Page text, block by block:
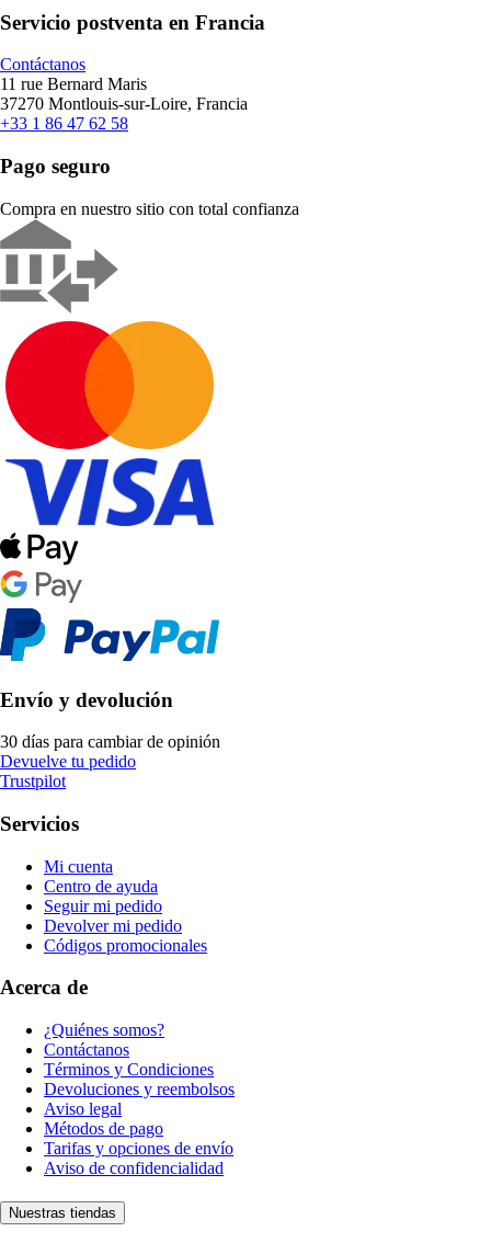
Servicio postventa en Francia
Contáctanos
11 rue Bernard Maris
37270 Montlouis-sur-Loire, Francia
+33 1 86 47 62 58
Pago seguro
Compra en nuestro sitio con total confianza
Envío y devolución
30 días para cambiar de opinión
Devuelve tu pedido
Trustpilot
Servicios
Mi cuenta
Centro de ayuda
Seguir mi pedido
Devolver mi pedido
Códigos promocionales
Acerca de
¿Quiénes somos?
Contáctanos
Términos y Condiciones
Devoluciones y reembolsos
Aviso legal
Métodos de pago
Tarifas y opciones de envío
Aviso de confidencialidad
Nuestras tiendas